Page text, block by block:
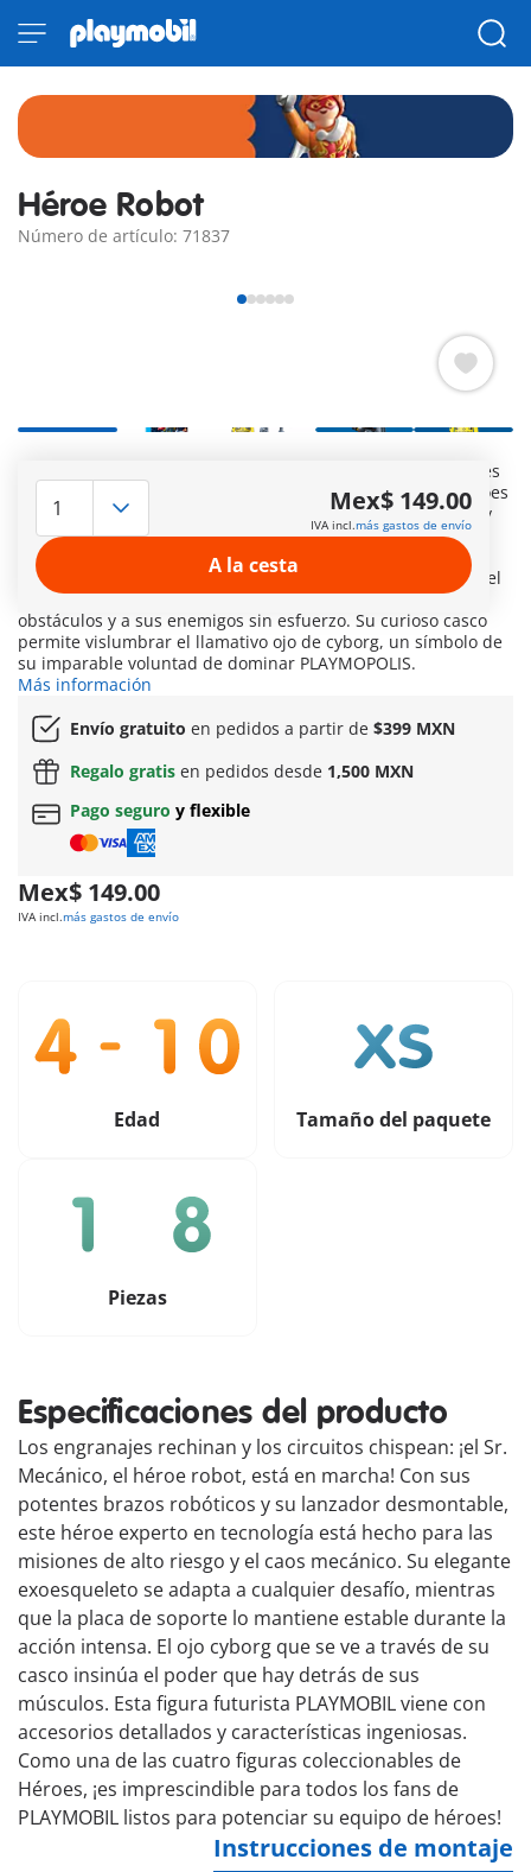
Héroe Robot
Número de artículo: 71837
una de las cuatro figuras coleccionables de la serie de héroes
PLAYMOBIL con la que puedes ampliar tu tropa de héroes y
villanos. El inventor cibernético y héroe robótico Mr.
Mechanic impresiona por su exoesqueleto y sus dos
poderosos brazos de robot. Con su cañón desmontable en el
brazo, puede disparar flechas de cohete y superar los
obstáculos y a sus enemigos sin esfuerzo. Su curioso casco
permite vislumbrar el llamativo ojo de cyborg, un símbolo de
su imparable voluntad de dominar PLAYMOPOLIS.
Más información
Envío gratuito en pedidos a partir de $399 MXN
Regalo gratis en pedidos desde 1,500 MXN
Pago seguro y flexible
Mex$ 149.00
IVA incl.más gastos de envío
Mex$ 149.00
IVA incl.más gastos de envío
A la cesta
Edad Tamaño del paquete
Piezas
Especificaciones del producto
Los engranajes rechinan y los circuitos chispean: ¡el Sr.
Mecánico, el héroe robot, está en marcha! Con sus
potentes brazos robóticos y su lanzador desmontable,
este héroe experto en tecnología está hecho para las
misiones de alto riesgo y el caos mecánico. Su elegante
exoesqueleto se adapta a cualquier desafío, mientras
que la placa de soporte lo mantiene estable durante la
acción intensa. El ojo cyborg que se ve a través de su
casco insinúa el poder que hay detrás de sus
músculos. Esta figura futurista PLAYMOBIL viene con
accesorios detallados y características ingeniosas.
Como una de las cuatro figuras coleccionables de
Héroes, ¡es imprescindible para todos los fans de
PLAYMOBIL listos para potenciar su equipo de héroes!
Instrucciones de montaje